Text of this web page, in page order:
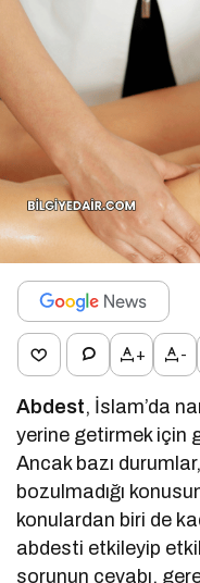
+ -
Abdest, İslam’da
yerine getirmek için
Ancak bazı
bozulmadığı
konulardan biri de
abdesti etkileyip
sorunun cevabı,